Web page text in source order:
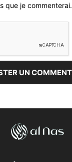
que je commenterai.